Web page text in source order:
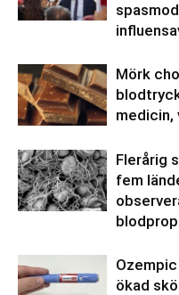
Mörk
medicin,
Flerårig
fem
ökad